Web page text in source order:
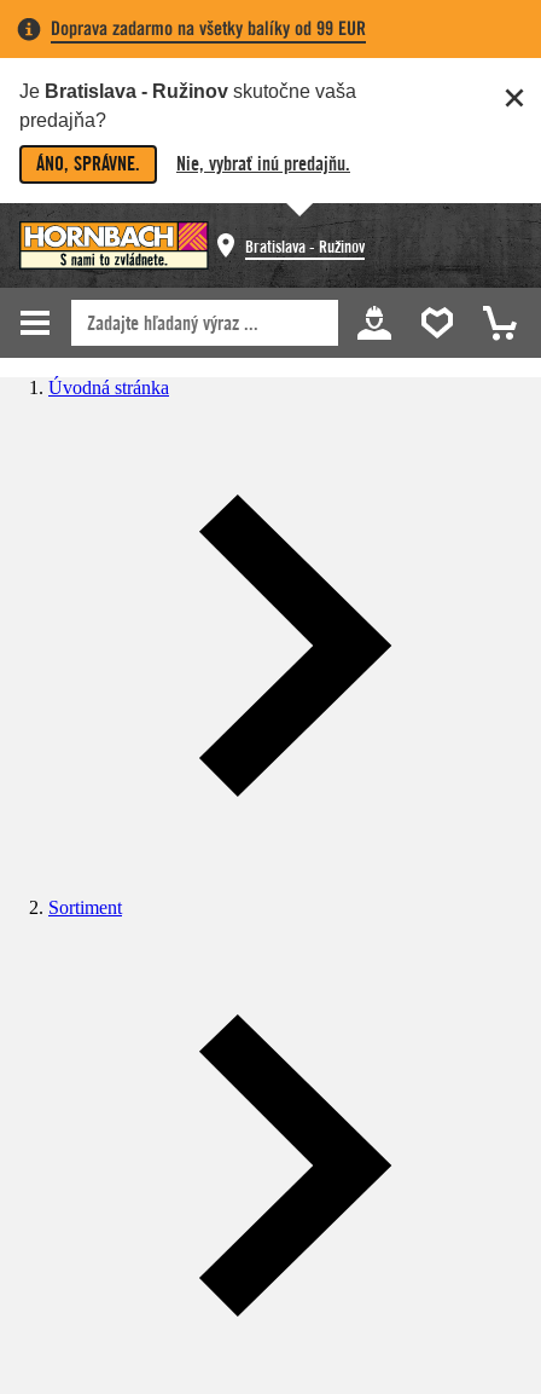
Doprava zadarmo na všetky balíky od 99 EUR
Je Bratislava - Ružinov skutočne vaša
predajňa?
ÁNO, SPRÁVNE. Nie, vybrať inú predajňu.
Bratislava - Ružinov
Úvodná stránka
Sortiment